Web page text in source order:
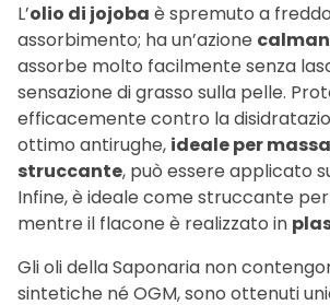
L’olio di jojoba è spremuto a
assorbimento; ha un’azione
assorbe molto facilmente senza
sensazione di grasso sulla pelle.
efficacemente contro la
ottimo antirughe, ideale per
struccante, può essere applicato
Infine, è ideale come struccante
mentre il flacone è realizzato in
Gli oli della Saponaria non
sintetiche né OGM, sono ottenuti